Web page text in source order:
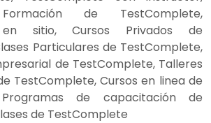
de TestComplete,
en sitio, Cursos Privados de
Particulares de TestComplete,
de TestComplete, Talleres
TestComplete, Cursos en linea de
Programas de capacitación de
de TestComplete